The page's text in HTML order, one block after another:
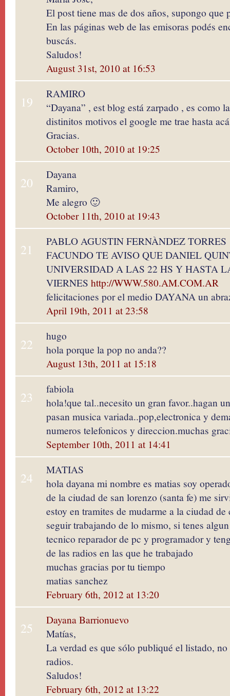
El post tiene mas de dos años, supongo que
En las páginas web de las emisoras podés
buscás.
Saludos!
August 31st, 2010 at 16:53
19
RAMIRO
“Dayana” , est blog está zarpado , es como
distinitos motivos el google me trae hasta
Gracias.
October 10th, 2010 at 19:25
20
Dayana
Ramiro,
Me alegro 🙂
October 11th, 2010 at 19:43
21
PABLO AGUSTIN FERNÀNDEZ TORRES
FACUNDO TE AVISO QUE DANIEL
UNIVERSIDAD A LAS 22 HS Y HASTA
VIERNES http://WWW.580.AM.COM.AR
felicitaciones por el medio DAYANA un
April 19th, 2011 at 23:58
22
hugo
hola porque la pop no anda??
August 13th, 2011 at 15:18
23
fabiola
hola!que tal..necesito un gran favor..hagan
pasan musica variada..pop,electronica y
numeros telefonicos y direccion.muchas
September 10th, 2011 at 14:41
24
MATIAS
hola dayana mi nombre es matias soy
de la ciudad de san lorenzo (santa fe) me
estoy en tramites de mudarme a la ciudad
seguir trabajando de lo mismo, si tenes
tecnico reparador de pc y programador y
de las radios en las que he trabajado
muchas gracias por tu tiempo
matias sanchez
February 6th, 2012 at 13:20
25
Dayana Barrionuevo
Matías,
La verdad es que sólo publiqué el listado,
radios.
Saludos!
February 6th, 2012 at 13:22